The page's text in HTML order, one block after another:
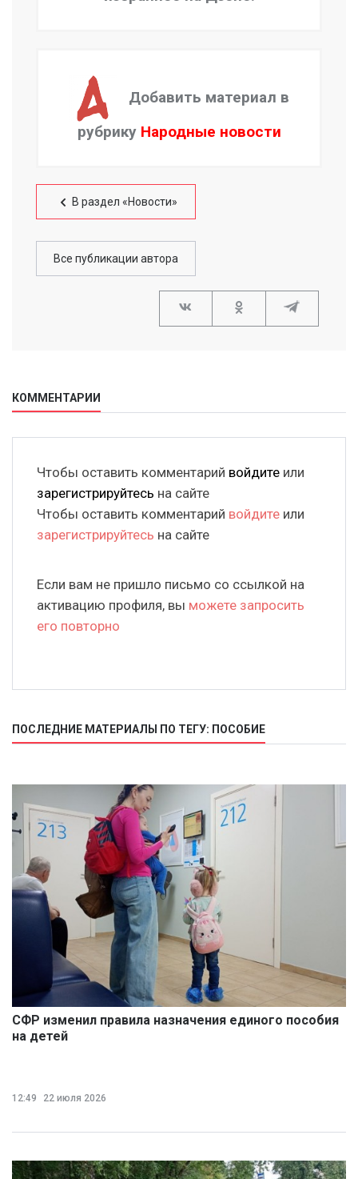
Добавить материал в
рубрику Народные новости
В раздел «Новости»
Все публикации автора
КОММЕНТАРИИ
Чтобы оставить комментарий войдите или
зарегистрируйтесь на сайте
Чтобы оставить комментарий войдите или
зарегистрируйтесь на сайте
Если вам не пришло письмо со ссылкой на
активацию профиля, вы можете запросить
его повторно
ПОСЛЕДНИЕ МАТЕРИАЛЫ ПО ТЕГУ: ПОСОБИЕ
СФР изменил правила назначения единого пособия
на детей
12:49 22 июля 2026